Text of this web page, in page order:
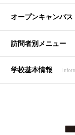
オープンキャンパス
訪問者別メニュー
学校基本情報